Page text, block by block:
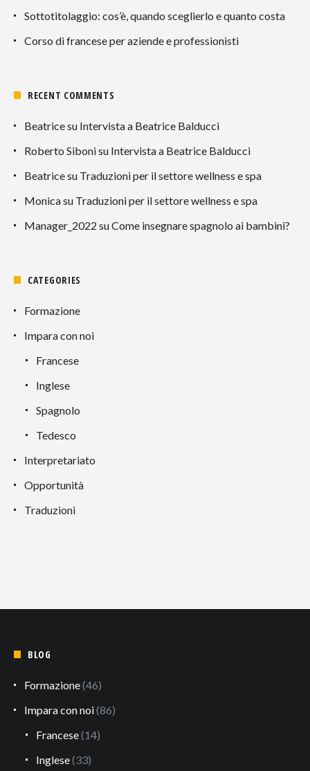
Sottotitolaggio: cos’è, quando sceglierlo e quanto costa
Corso di francese per aziende e professionisti
RECENT COMMENTS
Beatricesu Intervista a Beatrice Balducci
Roberto Sibonisu Intervista a Beatrice Balducci
Beatricesu Traduzioni per il settore wellness e spa
Monicasu Traduzioni per il settore wellness e spa
Manager_2022 suCome insegnare spagnolo ai bambini?
CATEGORIES
Formazione
Impara con noi
Francese
Inglese
Spagnolo
Tedesco
Interpretariato
Opportunità
Traduzioni
BLOG
Formazione(46)
Impara con noi(86)
Francese(14)
Inglese(33)